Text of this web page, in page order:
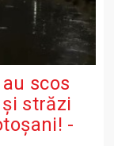
scos
străzi
-